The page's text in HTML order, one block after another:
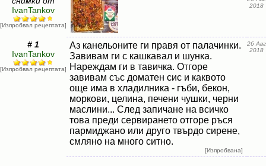
IvanTankov
[Изпробвал рецептата]
2018
# 1
IvanTankov
[Изпробвал рецептата]
Аз канельоните ги правя от палачинки.
Завивам ги с кашкавал и шунка.
Нареждам ги в тавичка. Отгоре
завивам със доматен сис и каквото
още има в хладилника - гъби, бекон,
моркови, целина, печени чушки, черни
маслини... След запичане на всичко
това преди сервирането отгоре ръся
пармиджано или друго твърдо сирене,
смляно на много ситно.
[Изпробвана]
26 Авг
2018